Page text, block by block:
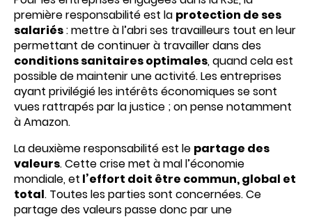
première responsabilité est la protection de ses
salariés: mettre à l’abri ses travailleurs tout en leur
permettant de continuer à travailler dans des
conditions sanitaires optimales, quand cela est
possible de maintenir une activité. Les entreprises
ayant privilégié les intérêts économiques se sont
vues rattrapés par la justice ; on pense notamment
à Amazon.
La deuxième responsabilité est le partage des
valeurs. Cette crise met à mal l’économie
mondiale, et l’effort doit être commun, global et
total. Toutes les parties sont concernées. Ce
partage des valeurs passe donc par une